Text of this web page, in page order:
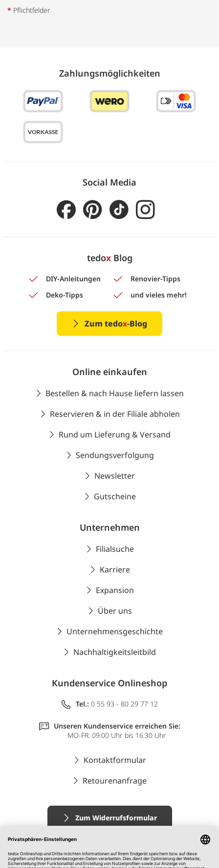
* Pflichtfelder
Zahlungs­möglich­keiten
Social Media
tedoxBlog
DIY-Anleitungen
Renovier-Tipps
Deko-Tipps
und vieles mehr!
Zum tedox-Blog
Online einkaufen
Bestellen & nach Hause liefern lassen
Reservieren & in der Filiale abholen
Rund um Lieferung & Versand
Sendungsverfolgung
Newsletter
Gutscheine
Unternehmen
Filialsuche
Karriere
Expansion
Über uns
Unternehmensgeschichte
Nachhaltigkeitsleitbild
Kundenservice Onlineshop
Tel.: 0 55 93 - 80 29 77 12
Unseren Kundenservice erreichen Sie:
MO-FR: 09:00 Uhr bis 16:30 Uhr
Kontaktformular
Retourenanfrage
Zum Widerrufsformular
Impressum